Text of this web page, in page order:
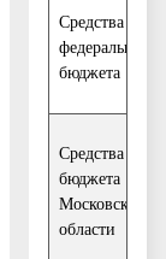
Средства
федерального
бюджета
Средства
бюджета
Московской
области